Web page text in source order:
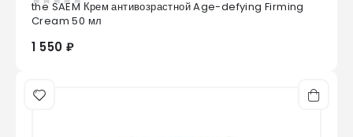
0 из 5
the SAEM Крем антивозрастной Age-defying Firming
Cream 50 мл
1 550 ₽